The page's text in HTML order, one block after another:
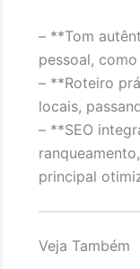
– **Tom
pessoal,
– **Roteiro
locais,
– **SEO
principal
Veja Também